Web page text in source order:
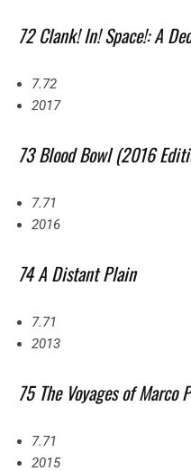
72 Clank! In! Space!: A
7.72
2017
73 Blood Bowl (2016
7.71
2016
74 A Distant Plain
7.71
2013
75 The Voyages of Marco
7.71
2015